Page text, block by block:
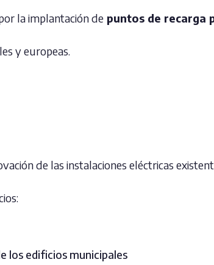
la implantación de puntos de recarga
y europeas.
de las instalaciones eléctricas
los edificios municipales